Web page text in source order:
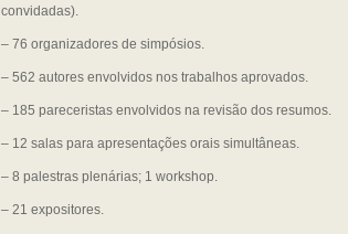
convidadas).
– 76 organizadores de simpósios.
– 562 autores envolvidos nos trabalhos aprovados.
– 185 pareceristas envolvidos na revisão dos resumos.
– 12 salas para apresentações orais simultâneas.
– 8 palestras plenárias; 1 workshop.
– 21 expositores.